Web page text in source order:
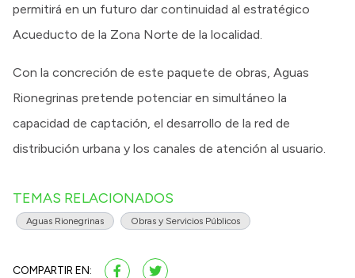
permitirá en un futuro dar continuidad al estratégico
Acueducto de la Zona Norte de la localidad.
Con la concreción de este paquete de obras, Aguas
Rionegrinas pretende potenciar en simultáneo la
capacidad de captación, el desarrollo de la red de
distribución urbana y los canales de atención al usuario.
TEMAS RELACIONADOS
Aguas Rionegrinas Obras y Servicios Públicos
COMPARTIR EN: